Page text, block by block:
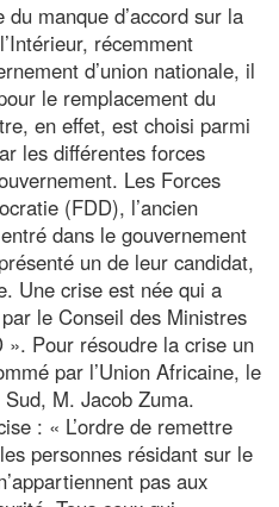
manque d’accord sur la
récemment
d’union nationale, il
le remplacement du
en effet, est choisi parmi
les différentes forces
Les Forces
(FDD), l’ancien
dans le gouvernement
un de leur candidat,
Une crise est née qui a
le Conseil des Ministres
Pour résoudre la crise un
par l’Union Africaine, le
M. Jacob Zuma.
: « L’ordre de remettre
personnes résidant sur le
pas aux